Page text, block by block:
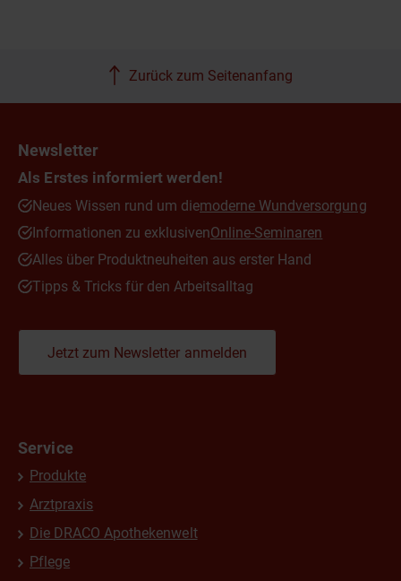
Zurück zum Seitenanfang
Newsletter
Als Erstes informiert werden!
Neues Wissen rund um diemoderne Wundversorgung
Informationen zu exklusivenOnline-Seminaren
Alles über Produktneuheiten aus erster Hand
Tipps & Tricks für den Arbeitsalltag
Jetzt zum Newsletter anmelden
Service
Produkte
Arztpraxis
Die DRACO Apothekenwelt
Pflege